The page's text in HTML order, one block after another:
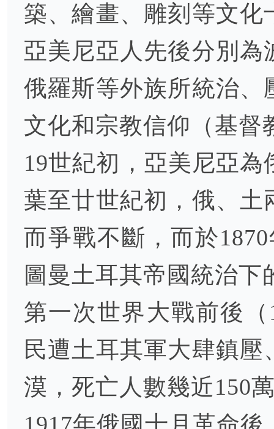
築、繪畫、雕刻等文
亞美尼亞人先後分別
俄羅斯等外族所統治
文化和宗教信仰（基督
19世紀初，亞美尼亞
葉至廿世紀初，俄、
而爭戰不斷，而於
圖曼土耳其帝國統治
第一次世界大戰前後
民遭土耳其軍大肆鎮
漠，死亡人數幾近150